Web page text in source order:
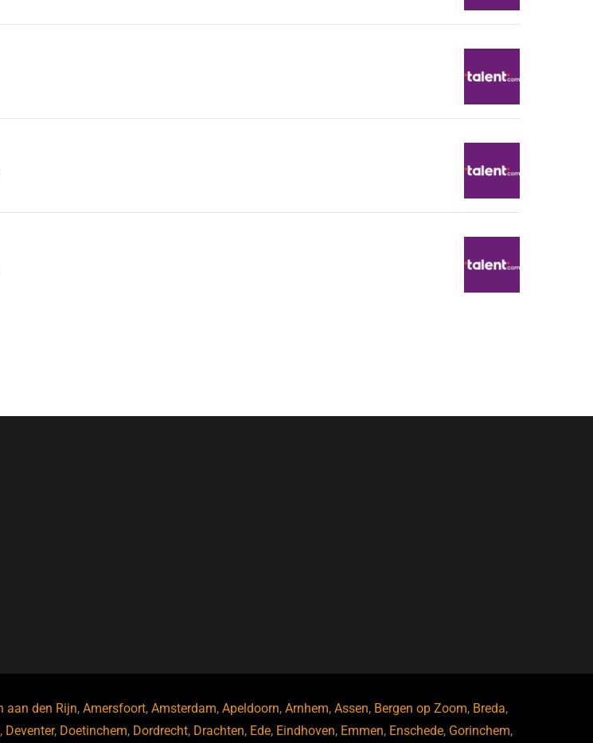
aan den Rijn, Amersfoort, Amsterdam, Apeldoorn, Arnhem, Assen, Bergen op Zoom, Breda,
, Deventer, Doetinchem, Dordrecht, Drachten, Ede, Eindhoven, Emmen, Enschede, Gorinchem,